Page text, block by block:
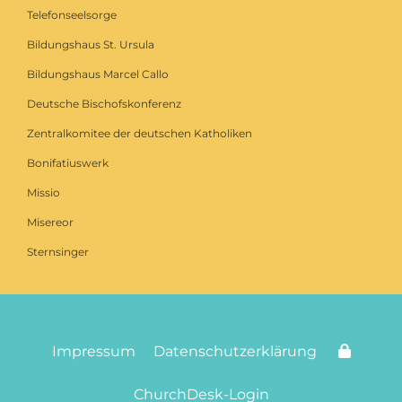
Telefonseelsorge
Bildungshaus St. Ursula
Bildungshaus Marcel Callo
Deutsche Bischofskonferenz
Zentralkomitee der deutschen Katholiken
Bonifatiuswerk
Missio
Misereor
Sternsinger
Impressum Datenschutzerklärung
ChurchDesk-Login